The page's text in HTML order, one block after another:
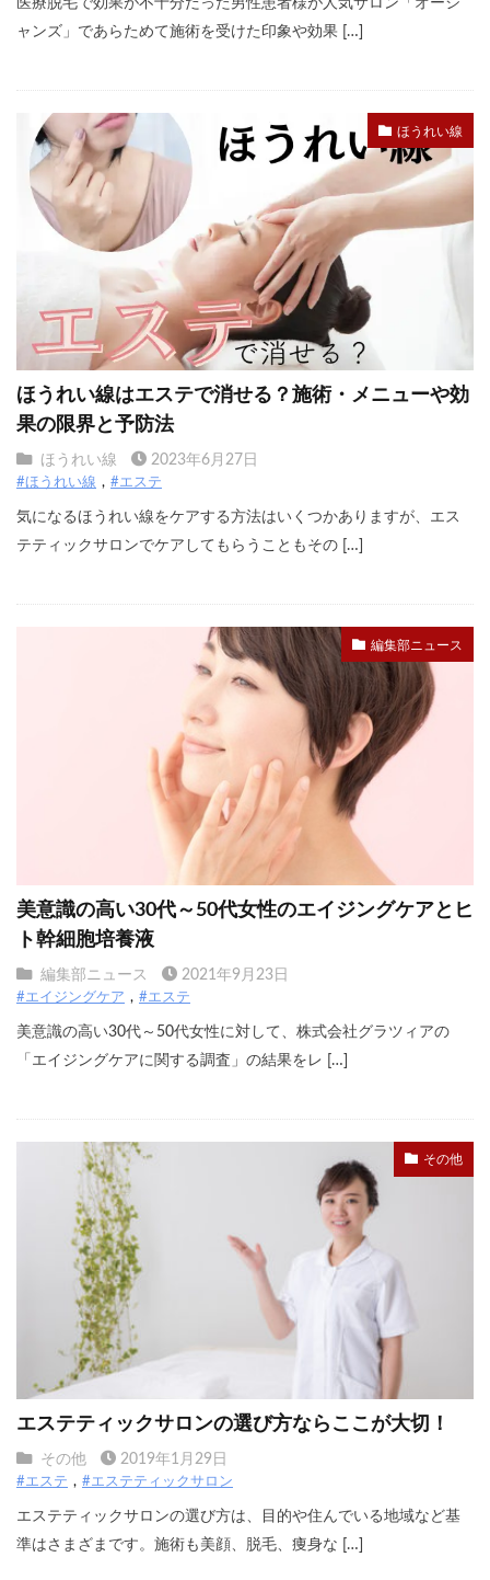
ャンズ」であらためて施術を受けた印象や効果 […]
ほうれい線
ほうれい線はエステで消せる？施術・メニューや効
果の限界と予防法
ほうれい線 2023年6月27日
#ほうれい線 #エステ
気になるほうれい線をケアする方法はいくつかありますが、エス
テティックサロンでケアしてもらうこともその […]
編集部ニュース
美意識の高い30代～50代女性のエイジングケアとヒ
ト幹細胞培養液
編集部ニュース 2021年9月23日
#エイジングケア #エステ
美意識の高い30代～50代女性に対して、株式会社グラツィアの
「エイジングケアに関する調査」の結果をレ […]
その他
エステティックサロンの選び方ならここが大切！
その他 2019年1月29日
#エステ #エステティックサロン
エステティックサロンの選び方は、目的や住んでいる地域など基
準はさまざまです。施術も美顔、脱毛、痩身な […]